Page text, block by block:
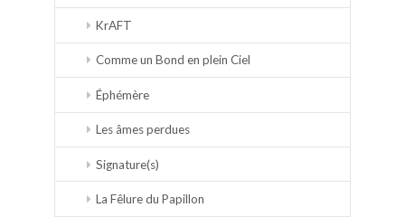
KrAFT
Comme un Bond en plein Ciel
Éphémère
Les âmes perdues
Signature(s)
La Fêlure du Papillon